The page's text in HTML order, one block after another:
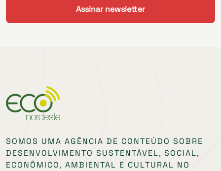
SOMOS UMA AGÊNCIA DE CONTEÚDO SOBRE
DESENVOLVIMENTO SUSTENTÁVEL, SOCIAL,
ECONÔMICO, AMBIENTAL E CULTURAL NO